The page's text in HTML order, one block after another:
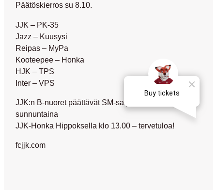
Päätöskierros su 8.10.
JJK – PK-35
Jazz – Kuusysi
Reipas – MyPa
Kooteepee – Honka
HJK – TPS
Inter – VPS
JJK:n B-nuoret päättävät SM-sarjan myös
sunnuntaina
JJK-Honka Hippoksella klo 13.00 – tervetuloa!
fcjjk.com